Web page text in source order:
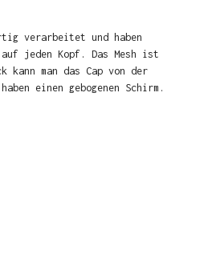
verarbeitet und haben
jeden Kopf. Das Mesh ist
kann man das Cap von der
einen gebogenen Schirm.